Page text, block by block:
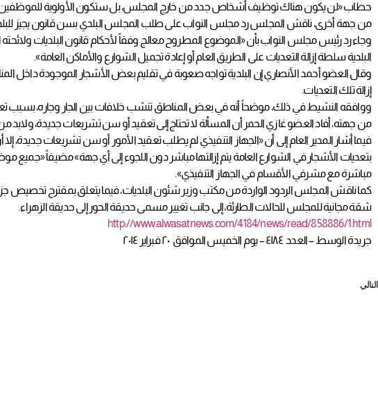
حطاب «لن يكون هناك توظيف أشخاص جدد من خارج المجلس، بل ستكون الأولوية للموظفين
من جهة أخرى، ناقش المجلس رد مجلس النواب على طلب المجلس البلدي بسن قانون يجيز
وجاء رد رئيس مجلس النواب بأن «الموضوع المطروح معالج وفقاً لأحكام قانون البلديات
البلدية سلطة إزالة التعديات على الطريق العام أو إعادة تجميل الشوارع والأماكن العامة».
وقال العضو أحمد الأنصاري إن البلدية تواجه صعوبة في تقليم بعض الأشجار الموجودة داخل
إزالة تلك التعديات.
ووافقه النشيط في ذلك، موضحاً أنه في بعض المناطق تنشب خلافات بين الجار وجاره، بسبب
من جهته، أفاد العضو غازي الحمر أن المسألة لا تحتاج إلى تعقيد أو سن تشريعات جديدة، ولابد من
فيما أشار المدير العام إلى أن «الجهاز التنفيذي لم يطلب تعقيد الأمور أو سن تشريعات جديدة،
بتعديات الأشجار في الشوارع العامة يتم إزالتها مباشر دون اللجوء إلى أي جهة» مضيفاً
مباشرة مع مشرفي الأقسام في الجهاز التنفيذي».
كما ناقش المجلس الردود الواردة من مكتب وزير شئون البلديات، فيما يتعلق بمقترح تخصيص
شقة مجانية للمجلس للحالات الطارئة، إلى جانب تغيير مسمى حديقة الحور إلى حديقة الزهراء.
http://www.alwasatnews.com/4184/news/read/858886/1.html
جريدة الوسط – العدد ٤١٨٤ – يوم الخميس الموافق ٢٠ فبراير ٢٠١٤
التالي